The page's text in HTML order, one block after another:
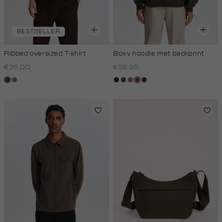
BESTSELLER
Ribbed oversized T-shirt
€35.00
chocomiddengrijs
Boxy hoodie met backprint
€59.95
donkerblauw
donkergrijs
middengrijs
bruinbordeaux